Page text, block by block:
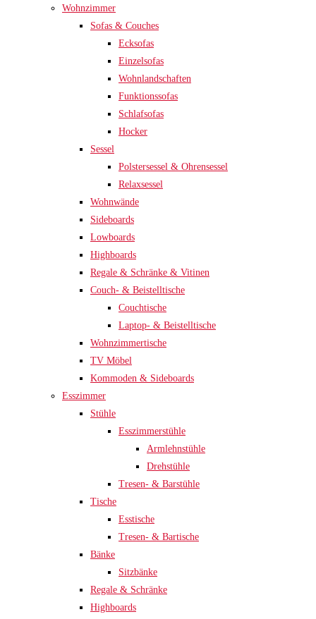
Wohnzimmer
Sofas & Couches
Ecksofas
Einzelsofas
Wohnlandschaften
Funktionssofas
Schlafsofas
Hocker
Sessel
Polstersessel & Ohrensessel
Relaxsessel
Wohnwände
Sideboards
Lowboards
Highboards
Regale & Schränke & Vitinen
Couch- & Beistelltische
Couchtische
Laptop- & Beistelltische
Wohnzimmertische
TV Möbel
Kommoden & Sideboards
Esszimmer
Stühle
Esszimmerstühle
Armlehnstühle
Drehstühle
Tresen- & Barstühle
Tische
Esstische
Tresen- & Bartische
Bänke
Sitzbänke
Regale & Schränke
Highboards